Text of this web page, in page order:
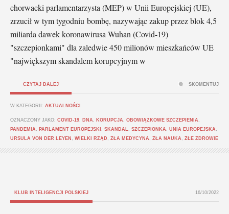
chorwacki parlamentarzysta (MEP) w Unii Europejskiej (UE),
zrzucił w tym tygodniu bombę, nazywając zakup przez blok 4,5
miliarda dawek koronawirusa Wuhan (Covid-19)
"szczepionkami" dla zaledwie 450 milionów mieszkańców UE
"największym skandalem korupcyjnym w
CZYTAJ DALEJ
W KATEGORII: AKTUALNOŚCI
OZNACZONY JAKO: COVID-19 DNA KORUPCJA OBOWIĄZKOWE SZCZEPIENIA
PANDEMIA
PARLAMENT EUROPEJSKI SKANDAL SZCZEPIONKA UNIA EUROPEJSKA
URSULA VON DER LEYEN
WIELKI RZĄD ZŁA MEDYCYNA ZŁA NAUKA ZŁE ZDROWIE
SKOMENTUJ
KLUB INTELIGENCJI POLSKIEJ 16/10/2022